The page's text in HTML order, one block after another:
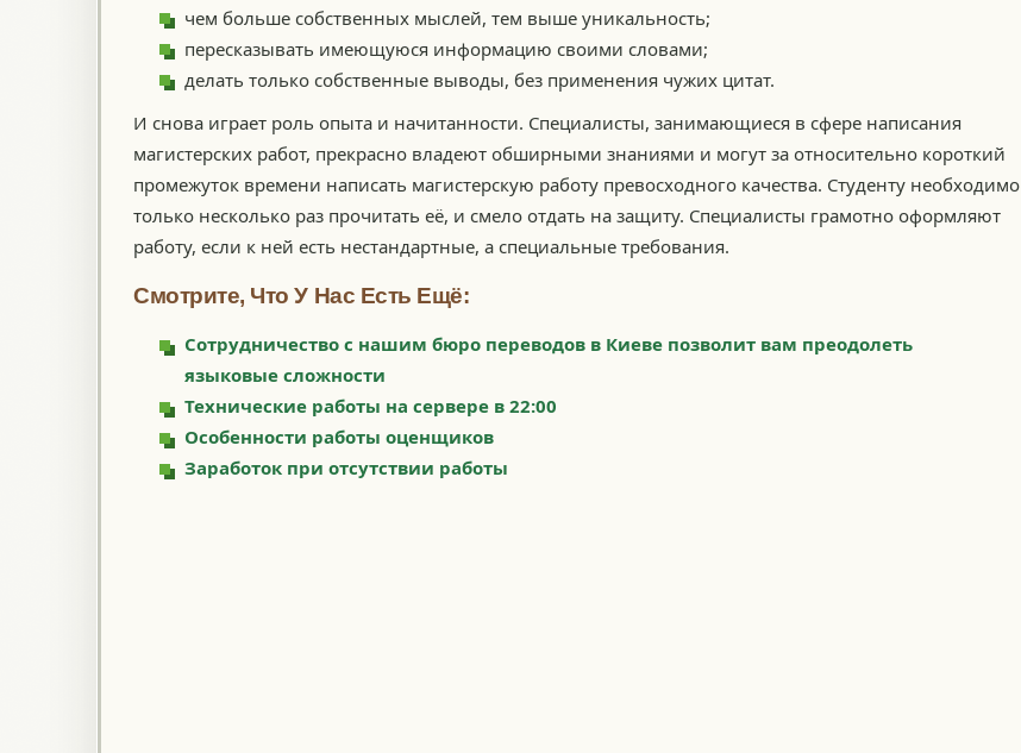
чем больше собственных мыслей, тем выше уникальность;
пересказывать имеющуюся информацию своими словами;
делать только собственные выводы, без применения чужих цитат.
И снова играет роль опыта и начитанности. Специалисты, занимающиеся в сфере написания
магистерских работ, прекрасно владеют обширными знаниями и могут за относительно короткий
промежуток времени написать магистерскую работу превосходного качества. Студенту необходимо
только несколько раз прочитать её, и смело отдать на защиту. Специалисты грамотно оформляют
работу, если к ней есть нестандартные, а специальные требования.
Смотрите, Что У Нас Есть Ещё:
Сотрудничество с нашим бюро переводов в Киеве позволит вам преодолеть
языковые сложности
Технические работы на сервере в 22:00
Особенности работы оценщиков
Заработок при отсутствии работы